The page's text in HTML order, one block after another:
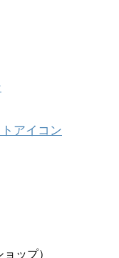
アイコン
ップ）